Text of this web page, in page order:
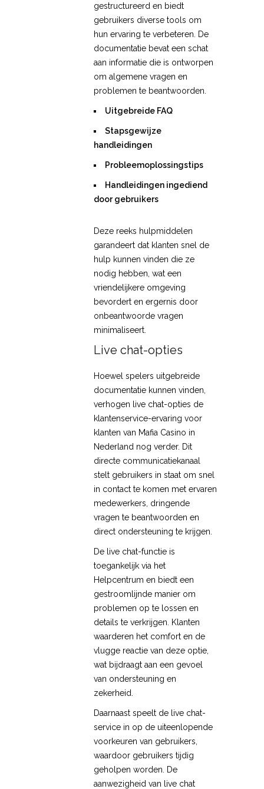
gestructureerd en biedt
gebruikers diverse tools om
hun ervaring te verbeteren. De
documentatie bevat een schat
aan informatie die is ontworpen
om algemene vragen en
problemen te beantwoorden.
Uitgebreide FAQ
Stapsgewijze
handleidingen
Probleemoplossingstips
Handleidingen ingediend
door gebruikers
Deze reeks hulpmiddelen
garandeert dat klanten snel de
hulp kunnen vinden die ze
nodig hebben, wat een
vriendelijkere omgeving
bevordert en ergernis door
onbeantwoorde vragen
minimaliseert.
Live chat-opties
Hoewel spelers uitgebreide
documentatie kunnen vinden,
verhogen live chat-opties de
klantenservice-ervaring voor
klanten van Mafia Casino in
Nederland nog verder. Dit
directe communicatiekanaal
stelt gebruikers in staat om snel
in contact te komen met ervaren
medewerkers, dringende
vragen te beantwoorden en
direct ondersteuning te krijgen.
De live chat-functie is
toegankelijk via het
Helpcentrum en biedt een
gestroomlijnde manier om
problemen op te lossen en
details te verkrijgen. Klanten
waarderen het comfort en de
vlugge reactie van deze optie,
wat bijdraagt aan een gevoel
van ondersteuning en
zekerheid.
Daarnaast speelt de live chat-
service in op de uiteenlopende
voorkeuren van gebruikers,
waardoor gebruikers tijdig
geholpen worden. De
aanwezigheid van live chat